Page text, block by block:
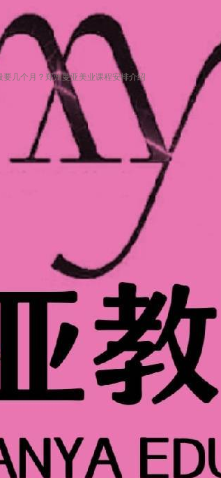
要几个月？郑州曼亚美业课程安排介绍
一般要几个月？郑州
其实时长看学习目标而定。零基础通常1-3
建议学习1至2个月掌握更多技能。
经十分完善。常见美甲课程时长包括20天、
至5000元区间，入行门槛不高。
多弯路。曼亚美业秉承以人才为导向，以
形消费，终身免费复修。
训效率提升很多。美甲店当学徒一般需要
掌握美甲核心技能。